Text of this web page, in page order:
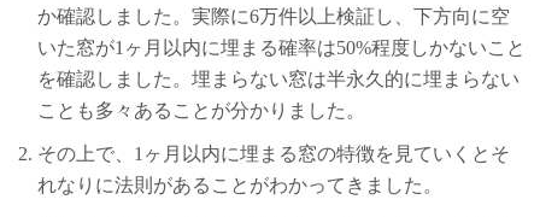
か確認しました。実際に6万件以上検証し、下方向に空
いた窓が1ヶ月以内に埋まる確率は50%程度しかないこと
を確認しました。埋まらない窓は半永久的に埋まらない
ことも多々あることが分かりました。
その上で、1ヶ月以内に埋まる窓の特徴を見ていくとそ
れなりに法則があることがわかってきました。